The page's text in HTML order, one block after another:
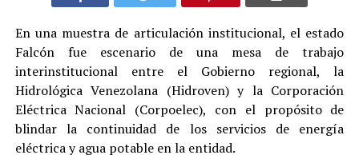
En una muestra de articulación institucional, el estado
Falcón fue escenario de una mesa de trabajo
interinstitucional entre el Gobierno regional, la
Hidrológica Venezolana (Hidroven) y la Corporación
Eléctrica Nacional (Corpoelec), con el propósito de
blindar la continuidad de los servicios de energía
eléctrica y agua potable en la entidad.